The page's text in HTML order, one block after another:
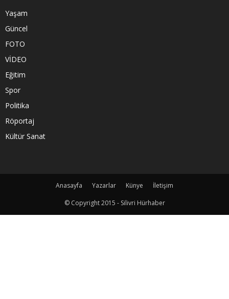
Yaşam
Güncel
FOTO
VİDEO
Eğitim
Spor
Politika
Röportaj
Kültür Sanat
Anasayfa Yazarlar Künye
İletişim
© Copyright 2015 - Silivri Hürhaber